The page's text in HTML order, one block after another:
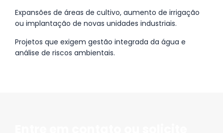
Expansões de áreas de cultivo, aumento de irrigação
ou implantação de novas unidades industriais.
Projetos que exigem gestão integrada da água e
análise de riscos ambientais.